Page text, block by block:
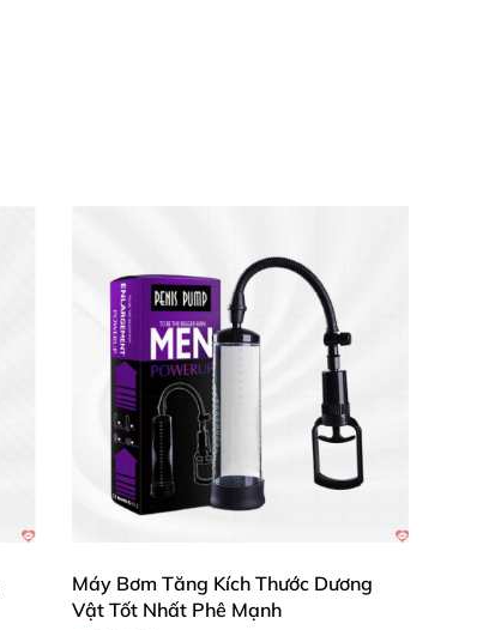
Máy Bơm Tăng Kích Thước Dương
Vật Tốt Nhất Phê Mạnh